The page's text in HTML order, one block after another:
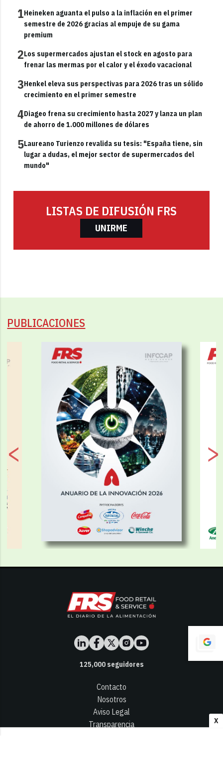
X
1Heineken aguanta el pulso a la inflación en el primer
semestre de 2026 gracias al empuje de su gama
premium
2Los supermercados ajustan el stock en agosto para
frenar las mermas por el calor y el éxodo vacacional
3Henkel eleva sus perspectivas para 2026 tras un sólido
crecimiento en el primer semestre
4Diageo frena su crecimiento hasta 2027 y lanza un plan
de ahorro de 1.000 millones de dólares
5Laureano Turienzo revalida su tesis: "España tiene, sin
lugar a dudas, el mejor sector de supermercados del
mundo"
LISTAS DE DIFUSIÓN FRS
UNIRME
PUBLICACIONES
125,000seguidores
Contacto
Nosotros
Aviso Legal
Transparencia